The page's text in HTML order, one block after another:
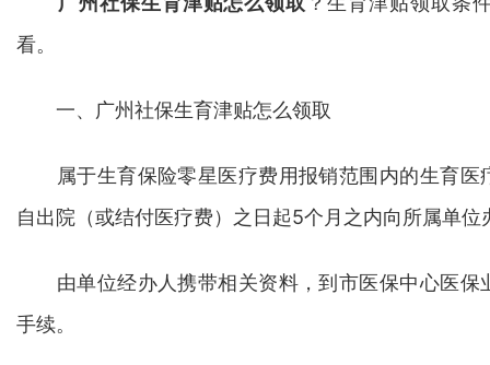
看。
一、广州社保生育津贴怎么领取
属于生育保险零星医疗费用报销范围内的生育医
自出院（或结付医疗费）之日起5个月之内向所属单位
由单位经办人携带相关资料，到市医保中心医保
手续。